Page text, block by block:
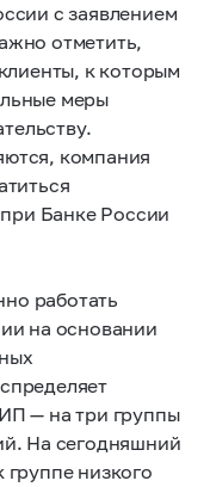
с заявлением
отметить,
к которым
меры
компания
Банке России
работать
на основании
— на три группы
На сегодняшний
группе низкого